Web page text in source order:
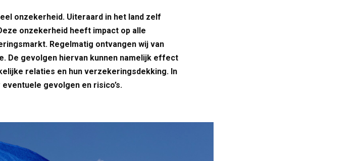
onzekerheid. Uiteraard in het land zelf
onzekerheid heeft impact op alle
Regelmatig ontvangen wij van
De gevolgen hiervan kunnen namelijk effect
relaties en hun verzekeringsdekking. In
gevolgen en risico’s.